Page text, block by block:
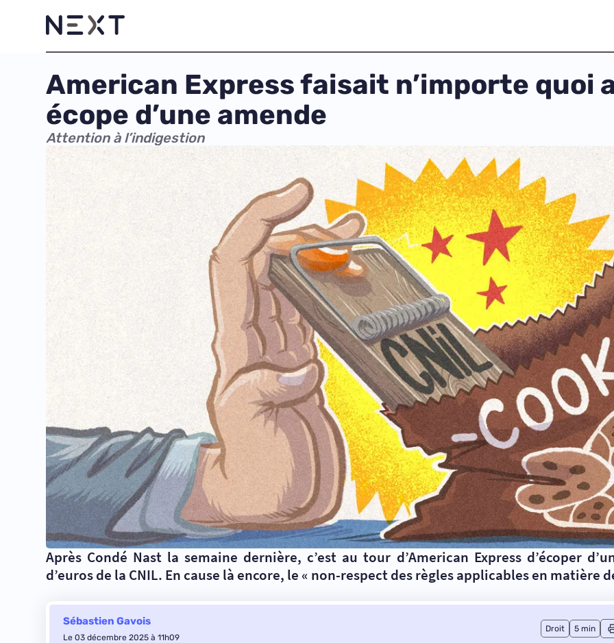
American Express faisait n’importe quoi
écope d’une amende
Attention à l’indigestion
Après Condé Nast la semaine dernière, c’est au tour d’American Express d’écoper
d’euros de la CNIL. En cause là encore, le « non-respect des règles applicables en matière
Sébastien Gavois
Le 03 décembre 2025 à 11h09
Droit 5 min